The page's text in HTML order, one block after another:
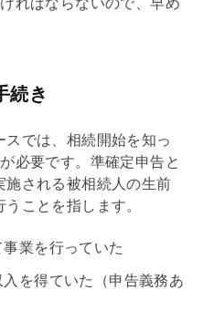
続き
スでは、相続開始を知っ
必要です。準確定申告と
施される被相続人の生前
ことを指します。
業を行っていた
を得ていた（申告義務あ